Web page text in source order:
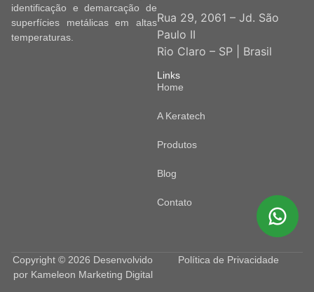
identificação e demarcação de
superfícies metálicas em altas
temperaturas.
Rua 29, 2061 – Jd. São
Paulo II
Rio Claro – SP | Brasil
Links
Home
A Keratech
Produtos
Blog
Contato
Copyright © 2026 Desenvolvido
por Kameleon Marketing Digital
Política de Privacidade